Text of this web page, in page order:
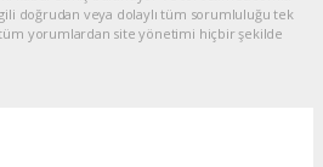
doğrudan veya dolaylı tüm sorumluluğu tek
tüm yorumlardan site yönetimi hiçbir şekilde